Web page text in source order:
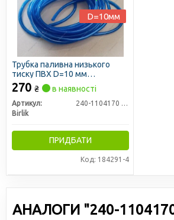
Трубка паливна низького
тиску ПВХ D=10 мм
вантажівки (L=10м) (Birlik)
270 ₴ в наявності
Артикул:
240-1104170 (10мм)
Birlik
ПРИДБАТИ
Код: 184291-4
D=10мм
АНАЛОГИ "240-